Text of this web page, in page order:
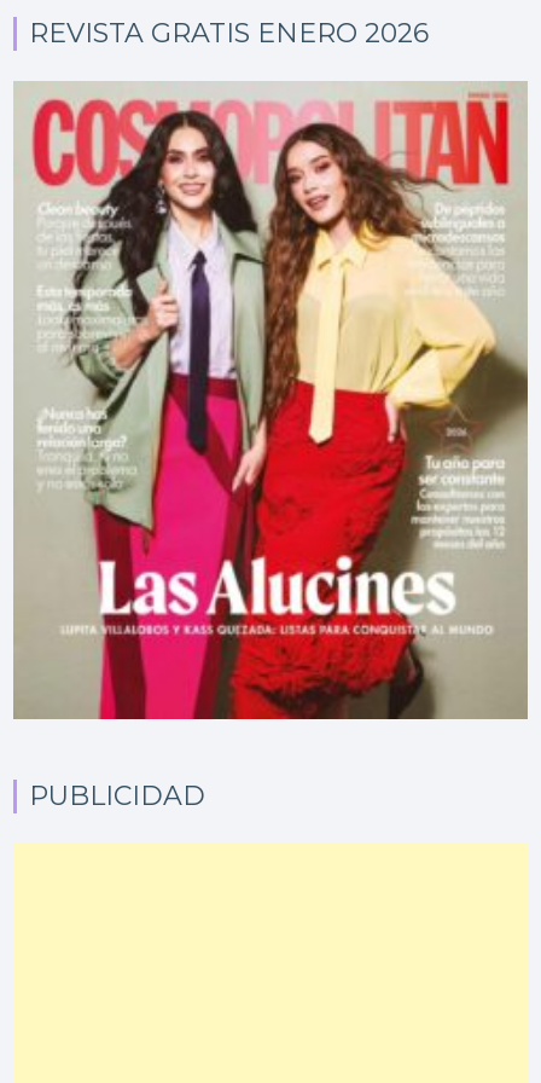
REVISTA GRATIS ENERO 2026
PUBLICIDAD